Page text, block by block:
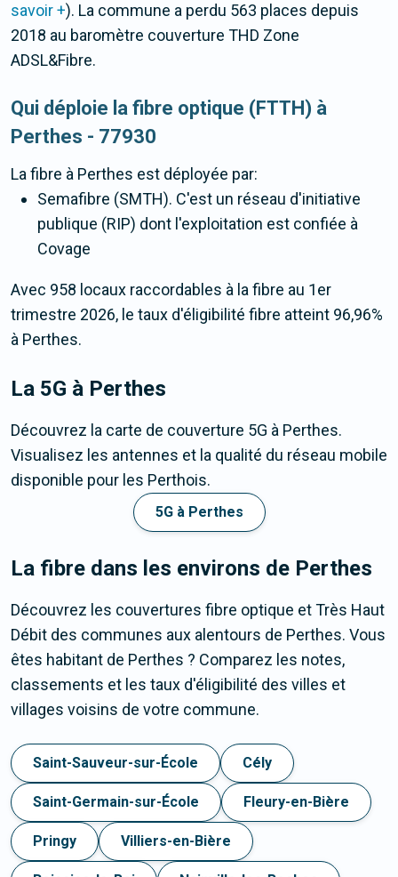
savoir +). La commune a perdu 563 places depuis
2018 au baromètre couverture THD Zone
ADSL&Fibre.
Qui déploie la fibre optique (FTTH) à
Perthes - 77930
La fibre à Perthes est déployée par:
Semafibre (SMTH). C'est un réseau d'initiative
publique (RIP) dont l'exploitation est confiée à
Covage
Avec 958 locaux raccordables à la fibre au 1er
trimestre 2026, le taux d'éligibilité fibre atteint 96,96%
à Perthes.
La 5G à Perthes
Découvrez la carte de couverture 5G à Perthes.
Visualisez les antennes et la qualité du réseau mobile
disponible pour les Perthois.
5G à Perthes
La fibre dans les environs de Perthes
Découvrez les couvertures fibre optique et Très Haut
Débit des communes aux alentours de Perthes. Vous
êtes habitant de Perthes ? Comparez les notes,
classements et les taux d'éligibilité des villes et
villages voisins de votre commune.
Saint-Sauveur-sur-École Cély
Saint-Germain-sur-École Fleury-en-Bière
Pringy Villiers-en-Bière